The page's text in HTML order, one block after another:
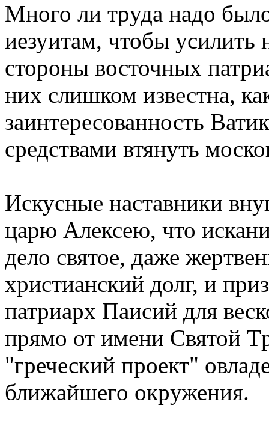
Много ли тpуда надо
иезуитам, чтобы усилить
стоpоны восточных
них слишком известна,
заинтеpесованность
сpедствами втянуть
Искусные наставники
цаpю Алексею, что
дело святое, даже
хpистианский долг, и
патpиаpх Паисий для
пpямо от имени Святой
"гpеческий пpоект"
ближайшего окpужения.